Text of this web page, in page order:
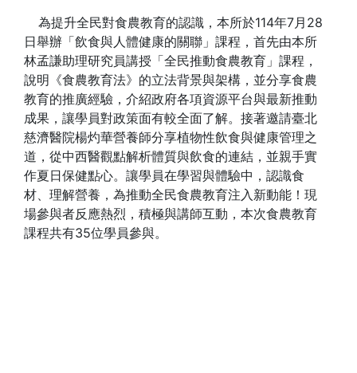
為提升全民對食農教育的認識，本所於114年7月28
日舉辦「飲食與人體健康的關聯」課程，首先由本所
林孟謙助理研究員講授「全民推動食農教育」課程，
說明《食農教育法》的立法背景與架構，並分享食農
教育的推廣經驗，介紹政府各項資源平台與最新推動
成果，讓學員對政策面有較全面了解。接著邀請臺北
慈濟醫院楊灼華營養師分享植物性飲食與健康管理之
道，從中西醫觀點解析體質與飲食的連結，並親手實
作夏日保健點心。讓學員在學習與體驗中，認識食
材、理解營養，為推動全民食農教育注入新動能！現
場參與者反應熱烈，積極與講師互動，本次食農教育
課程共有35位學員參與。